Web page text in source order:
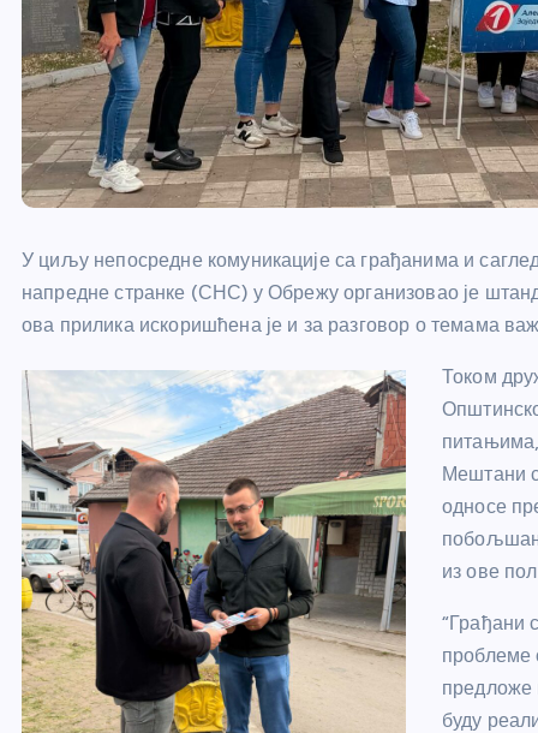
У циљу непосредне комуникације са грађанима и
напредне странке (СНС) у Обрежу организовао је
ова прилика искоришћена је и за разговор о темама
Током
Мештани
односе
из ове
“Грађани
проблеме
предложе
буду